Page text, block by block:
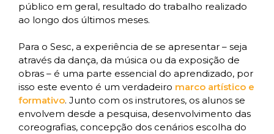
público em geral, resultado do trabalho realizado
ao longo dos últimos meses.
Para o Sesc, a experiência de se apresentar – seja
através da dança, da música ou da exposição de
obras – é uma parte essencial do aprendizado, por
isso este evento é um verdadeiro marco artístico e
formativo. Junto com os instrutores, os alunos se
envolvem desde a pesquisa, desenvolvimento das
coreografias, concepção dos cenários escolha do